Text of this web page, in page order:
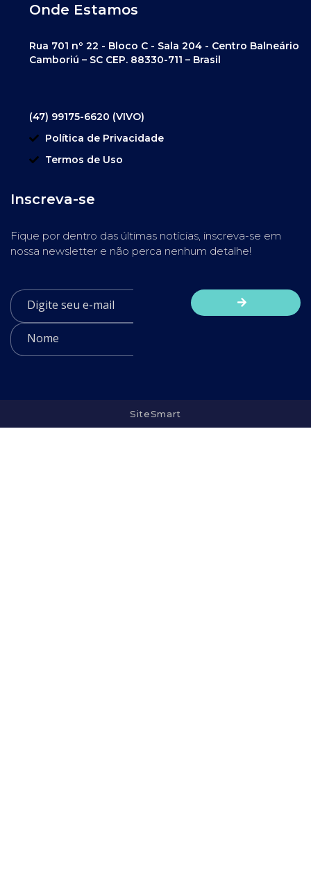
Onde Estamos
Rua 701 nº 22 - Bloco C - Sala 204 - Centro Balneário
Camboriú – SC CEP. 88330-711 – Brasil
(47) 99175-6620 (VIVO)
Política de Privacidade
Termos de Uso
Inscreva-se
Fique por dentro das últimas notícias, inscreva-se em
nossa newsletter e não perca nenhum detalhe!
SiteSmart